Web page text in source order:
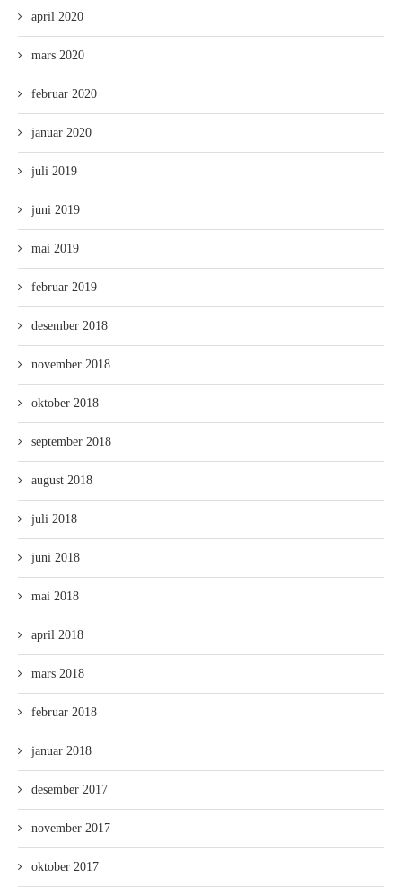
april 2020
mars 2020
februar 2020
januar 2020
juli 2019
juni 2019
mai 2019
februar 2019
desember 2018
november 2018
oktober 2018
september 2018
august 2018
juli 2018
juni 2018
mai 2018
april 2018
mars 2018
februar 2018
januar 2018
desember 2017
november 2017
oktober 2017